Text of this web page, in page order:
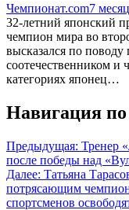
Чемпионат.com7
32-летний японский
чемпион мира во
высказался по
соотечественником и
категориях японец…
Навигация
Предыдущая: Тренер
после победы над
Далее: Татьяна
потрясающим
спортсменов